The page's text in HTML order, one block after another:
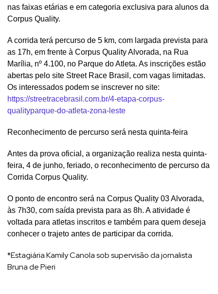
nas faixas etárias e em categoria exclusiva para alunos da
Corpus Quality.
A corrida terá percurso de 5 km, com largada prevista para
as 17h, em frente à Corpus Quality Alvorada, na Rua
Marília, nº 4.100, no Parque do Atleta. As inscrições estão
abertas pelo site Street Race Brasil, com vagas limitadas.
Os interessados podem se inscrever no site:
https://streetracebrasil.com.br/4-etapa-corpus-
qualityparque-do-atleta-zona-leste
Reconhecimento de percurso será nesta quinta-feira
Antes da prova oficial, a organização realiza nesta quinta-
feira, 4 de junho, feriado, o reconhecimento de percurso da
Corrida Corpus Quality.
O ponto de encontro será na Corpus Quality 03 Alvorada,
às 7h30, com saída prevista para as 8h. A atividade é
voltada para atletas inscritos e também para quem deseja
conhecer o trajeto antes de participar da corrida.
*Estagiária Kamily Canola sob supervisão da jornalista
Bruna de Pieri